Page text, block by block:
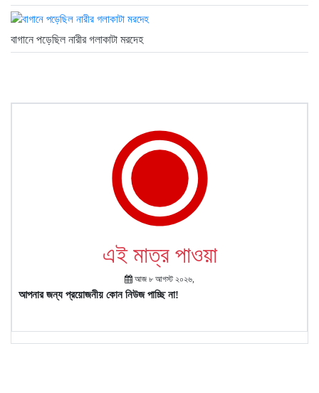
বাগানে পড়েছিল নারীর গলাকাটা মরদেহ
এই মাত্র পাওয়া
আজ ৮ আগস্ট ২০২৬,
আপনার জন্য প্রয়োজনীয় কোন নিউজ পাচ্ছি না!